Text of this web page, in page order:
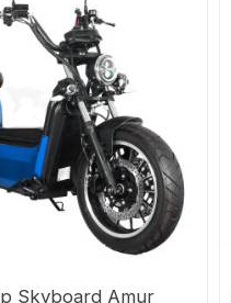
Skyboard Amur